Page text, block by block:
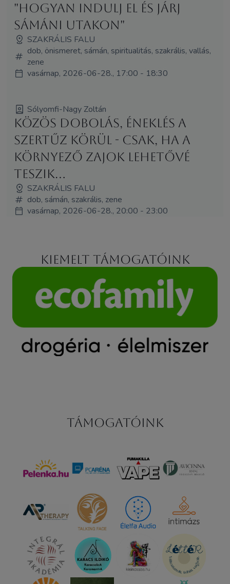
"Hogyan indulj el és járj
sámáni utakon"
SZAKRÁLIS FALU
dob, önismeret, sámán, spiritualitás, szakrális, vallás,
zene
vasárnap, 2026-06-28., 17:00 - 18:30
Sólyomfi-Nagy Zoltán
Közös dobolás, éneklés a
Szertűz körül - csak, ha a
környező zajok lehetővé
teszik...
SZAKRÁLIS FALU
dob, sámán, szakrális, zene
vasárnap, 2026-06-28., 20:00 - 23:00
Kiemelt támogatóink
Támogatóink